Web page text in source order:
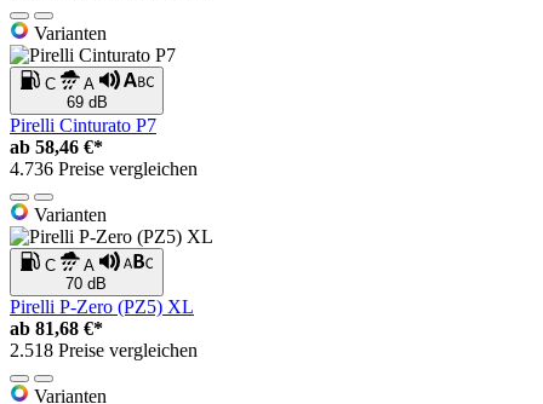
Varianten
C
A
69 dB
Pirelli Cinturato P7
ab 58,46 €*
4.736 Preise vergleichen
Varianten
C
A
70 dB
Pirelli P-Zero (PZ5) XL
ab 81,68 €*
2.518 Preise vergleichen
Varianten